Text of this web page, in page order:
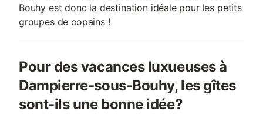
Bouhy est donc la destination idéale pour les petits
groupes de copains !
Pour des vacances luxueuses à
Dampierre-sous-Bouhy, les gîtes
sont-ils une bonne idée?